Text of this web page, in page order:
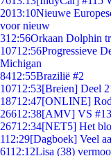
2013:10Nieuwe
voor nieuw
312:56Orkaan Dolphin
10712:56Progressieve
Michigan
8412:55Brazilië #2
10712:53[Breien] Deel
18712:47[ONLINE]
26612:38[AMV] VS
26712:34[NET5] Het
112:29[Dagboek] Veel
6112:12Lisa (38)